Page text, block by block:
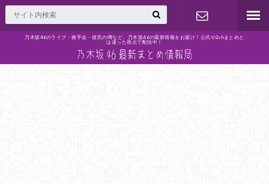
乃木坂46のライブ・握手会・彼氏の噂など、乃木坂46の最新情報をお届け！公式や2chまとめと
は違った視点で配信中！